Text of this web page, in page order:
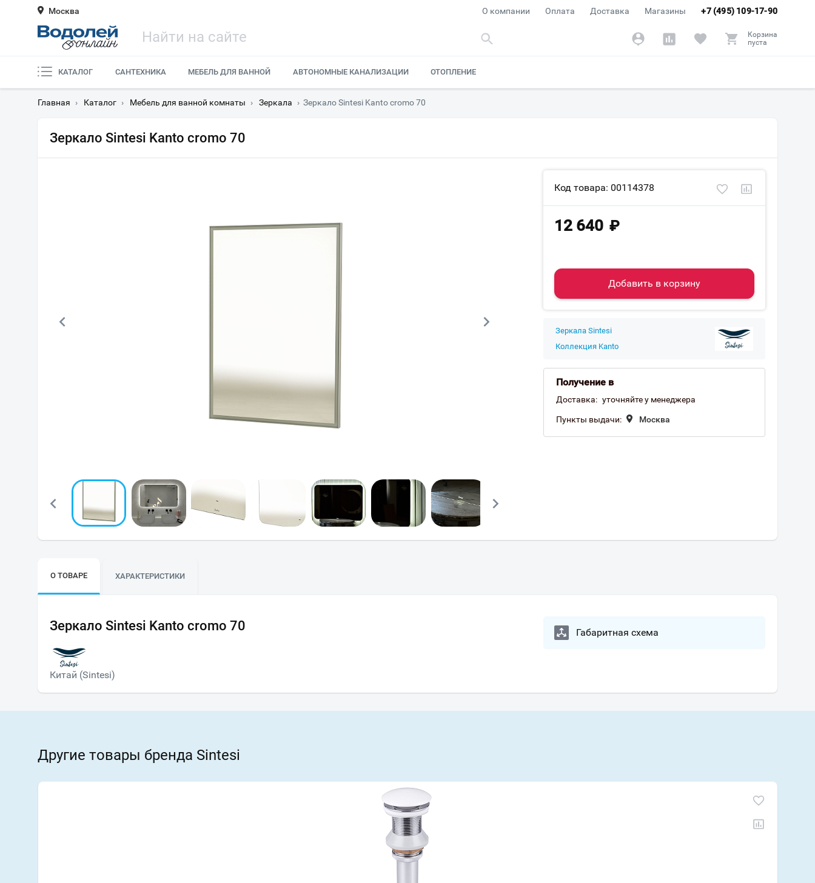
Москва +7 (495) 109-17-90
О компании Оплата Доставка Магазины
Корзина
пуста
КАТАЛОГ САНТЕХНИКА МЕБЕЛЬ ДЛЯ ВАННОЙ АВТОНОМНЫЕ КАНАЛИЗАЦИИ ОТОПЛЕНИЕ
Главная › Каталог › Мебель для ванной комнаты › Зеркала › Зеркало Sintesi Kanto cromo 70
Зеркало Sintesi Kanto cromo 70
Код товара: 00114378
12 640 ₽
Добавить в корзину
Зеркала Sintesi
Коллекция Kanto
Получение в
Доставка: уточняйте у менеджера
Пункты выдачи: Москва
О ТОВАРЕ ХАРАКТЕРИСТИКИ
Зеркало Sintesi Kanto cromo 70
Китай (Sintesi)
Габаритная схема
Другие товары бренда Sintesi